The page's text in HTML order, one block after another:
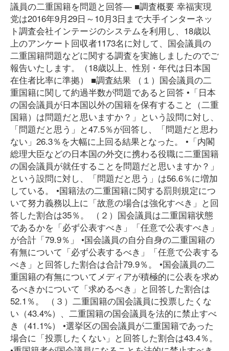
議員の二重国籍を問題と回答― ■調査概要 幸福実現
党は2016年9月29日～10月3日まで大手インターネッ
ト調査会社インテージのシステムを利用し、18歳以
上のアンケート回収者1173名に対して、国会議員の
二重国籍問題などに関する調査を実施しましたのでご
報告いたします。（18歳以上、性別・年代は日本国
在住者比率に準拠） ■調査結果 （１）国会議員の二
重国籍に関して約過半数が問題であると回答 •「日本
の国会議員が日本国以外の国籍を保有すること（二重
国籍）は問題だと思いますか？」という設問に対し、
「問題だと思う」と47.5％が回答し、「問題だと思わ
ない」26.3％を大幅に上回る結果となった。 •「内閣
総理大臣などの日本国の外交に携わる役職に二重国籍
の国会議員が就任することを問題だと思いますか？」
という設問に対し、「問題だと思う」は56.6％に増加
している。 •国籍法の二重国籍に関する罰則規定につ
いて努力義務以上に「故意の場合は強化すべき」と回
答した割合は35％。 （２）国会議員は二重国籍状態
であるかを「必ず公表すべき」「任意で公表すべき」
が合計「79.9％」 •国会議員の自分自身の二重国籍の
有無について「必ず公表するべき」「任意で公表する
べき」と回答した割合は合計79.9％。 •国会議員の二
重国籍の有無についてメディアが積極的に公表を求め
るべきかについて「求めるべき」と回答した割合は
52.1％。 （３）二重国籍の国会議員に投票したくな
い（43.4%）、二重国籍の国会議員を法的に禁止すべ
き（41.1%） •選挙区の国会議員が二重国籍であった
場合に「投票したくない」と回答した割合は43.4％。